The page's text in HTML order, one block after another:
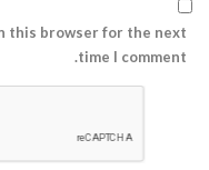
this browser for the next
time I comment.